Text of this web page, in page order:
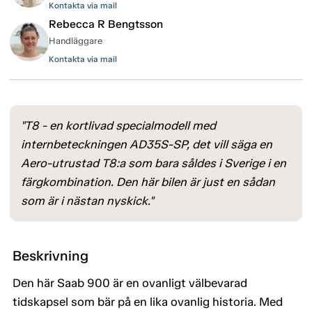
Kontakta via mail
Rebecca R Bengtsson
Handläggare
Kontakta via mail
"T8 - en kortlivad specialmodell med
internbeteckningen AD35S-SP, det vill säga en
Aero-utrustad T8:a som bara såldes i Sverige i en
färgkombination. Den här bilen är just en sådan
som är i nästan nyskick."
Beskrivning
Den här Saab 900 är en ovanligt välbevarad
tidskapsel som bär på en lika ovanlig historia. Med